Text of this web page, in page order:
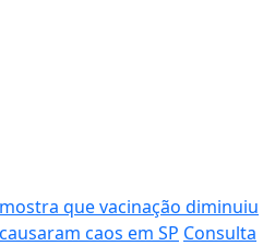
que vacinação diminuiu
caos em SP Consulta